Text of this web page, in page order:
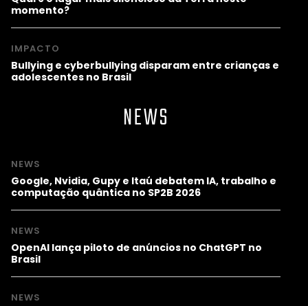
momento?
IMPACTO
Bullying e cyberbullying disparam entre crianças e
adolescentes no Brasil
NEWS
NEWS
Google, Nvidia, Gupy e Itaú debatem IA, trabalho e
computação quântica no SP2B 2026
NEWS
OpenAI lança piloto de anúncios no ChatGPT no
Brasil
NEWS